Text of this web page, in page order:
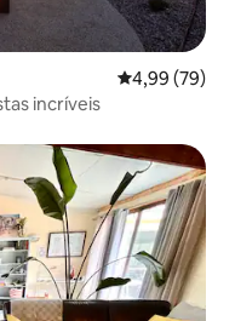
4,99 de uma
4,99 (79)
incríveis